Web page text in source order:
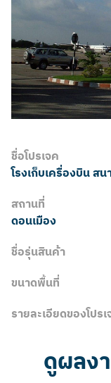
ชื่อโปรเจค
โรงเก็บเครื่องบิน ส
สถานที่
ดอนเมือง
ชื่อรุ่นสินค้า
ขนาดพื้นที่
รายละเอียดของโปร
ดูผลง